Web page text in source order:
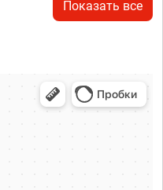
Показать все